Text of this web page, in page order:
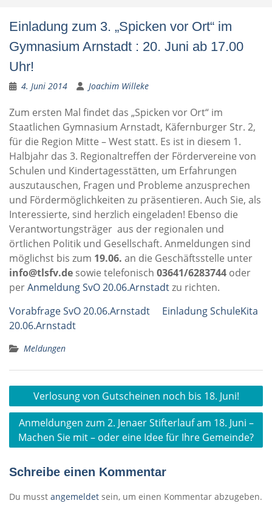
Einladung zum 3. „Spicken vor Ort“ im
Gymnasium Arnstadt : 20. Juni ab 17.00
Uhr!
4. Juni 2014 Joachim Willeke
Zum ersten Mal findet das „Spicken vor Ort“ im
Staatlichen Gymnasium Arnstadt, Käfernburger Str. 2,
für die Region Mitte – West statt. Es ist in diesem 1.
Halbjahr das 3. Regionaltreffen der Fördervereine von
Schulen und Kindertagesstätten, um Erfahrungen
auszutauschen, Fragen und Probleme anzusprechen
und Fördermöglichkeiten zu präsentieren. Auch Sie, als
Interessierte, sind herzlich eingeladen! Ebenso die
Verantwortungsträger aus der regionalen und
örtlichen Politik und Gesellschaft. Anmeldungen sind
möglichst bis zum 19.06. an die Geschäftsstelle unter
info@tlsfv.de sowie telefonisch 03641/6283744 oder
perAnmeldung SvO 20.06.Arnstadtzu richten.
Vorabfrage SvO 20.06.Arnstadt
Einladung SchuleKita
20.06.Arnstadt
Meldungen
Beitragsnavigation
Verlosung von Gutscheinen noch bis 18. Juni!
Anmeldungen zum 2. Jenaer Stifterlauf am 18. Juni –
Machen Sie mit – oder eine Idee für Ihre Gemeinde?
Schreibe einen Kommentar
Du musst angemeldet sein, um einen Kommentar abzugeben.